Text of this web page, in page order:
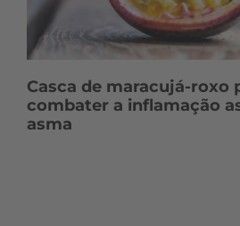
Casca de maracujá-roxo
combater a inflamação
asma